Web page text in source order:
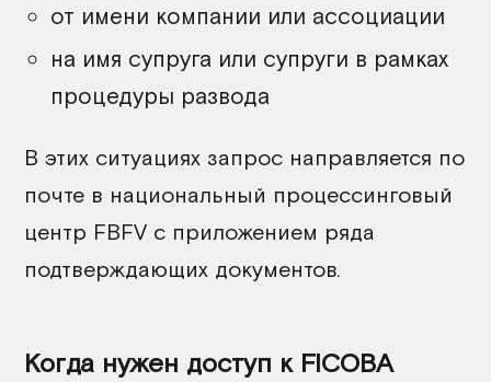
от имени компании или ассоциации
на имя супруга или супруги в рамках
процедуры развода
В этих ситуациях запрос направляется по
почте в национальный процессинговый
центр FBFV с приложением ряда
подтверждающих документов.
Когда нужен доступ к FICOBA